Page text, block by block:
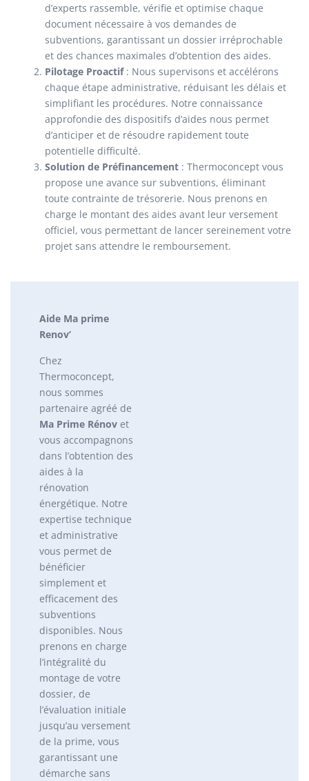
d’experts rassemble, vérifie et optimise chaque
document nécessaire à vos demandes de
subventions, garantissant un dossier irréprochable
et des chances maximales d’obtention des aides.
Pilotage Proactif: Nous supervisons et accélérons
chaque étape administrative, réduisant les délais et
simplifiant les procédures. Notre connaissance
approfondie des dispositifs d’aides nous permet
d’anticiper et de résoudre rapidement toute
potentielle difficulté.
Solution de Préfinancement : Thermoconcept vous
propose une avance sur subventions, éliminant
toute contrainte de trésorerie. Nous prenons en
charge le montant des aides avant leur versement
officiel, vous permettant de lancer sereinement votre
projet sans attendre le remboursement.
Aide Ma prime
Renov’
Chez
Thermoconcept,
nous sommes
partenaire agréé de
Ma Prime Rénov et
vous accompagnons
dans l’obtention des
aides à la
rénovation
énergétique. Notre
expertise technique
et administrative
vous permet de
bénéficier
simplement et
efficacement des
subventions
disponibles. Nous
prenons en charge
l’intégralité du
montage de votre
dossier, de
l’évaluation initiale
jusqu’au versement
de la prime, vous
garantissant une
démarche sans